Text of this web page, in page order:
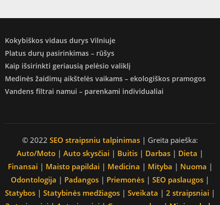
Kokybiškos vidaus durys Vilniuje
Platus durų pasirinkimas – rūšys
Kaip išsirinkti geriausią pelėsio valiklį
Medinės žaidimų aikštelės vaikams – ekologiškos pramogos
Vandens filtrai namui – parenkami individualiai
© 2022 SEO straipsniu talpinimas | Greita paieška:
Auto/Moto | Auto skysčiai | Buitis | Darbas | Dieta |
Finansai | Maisto papildai | Medicina | Mityba | Nuoma |
Odontologija | Padangos | Priemonės | SEO paslaugos |
Statybos | Statybinės medžiagos | Sveikata | 2 straipsniai |